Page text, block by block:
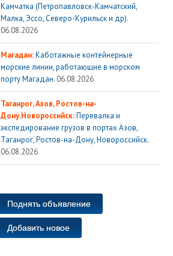
Камчатка (Петропавловск-Камчатский,
Малка, Эссо, Северо-Курильск и др).
06.08.2026
Магадан:Каботажные контейнерные
морские линии, работающие в морском
порту Магадан. 06.08.2026
Таганрог, Азов, Ростов-на-
Дону.Новороссийск:Перевалка и
экспедирование грузов в портах Азов,
Таганрог, Ростов-на-Дону, Новороссийск.
06.08.2026
Поднять объявление
Добавить новое